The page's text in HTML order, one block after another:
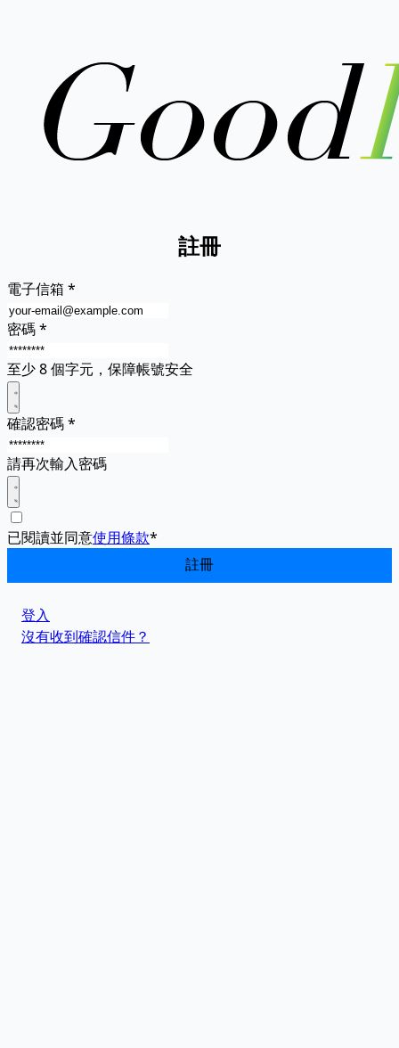
註冊
電子信箱 *
密碼*
至少 8 個字元，保障帳號安全
確認密碼*
請再次輸入密碼
已閱讀並同意使用條款*
登入
沒有收到確認信件？